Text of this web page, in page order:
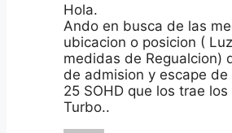
Hola.
Ando en busca de las
ubicacion o posicion (
medidas de Regualcion)
de admision y escape de
25 SOHD que los trae
Turbo..